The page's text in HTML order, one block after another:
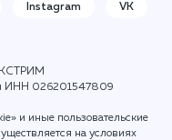
Instagram VK
ИНН 026201547809
и иные пользовательские
на условиях